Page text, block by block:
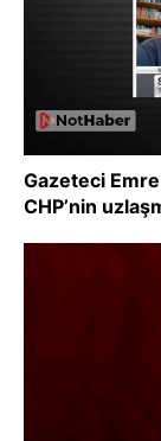
Gazeteci Emre
CHP’nin